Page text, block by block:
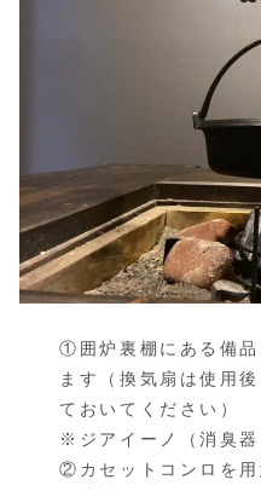
①囲炉裏棚にある備品
ます（換気扇は使用
ておいてください）
※ジアイーノ（消臭器
②カセットコンロを用